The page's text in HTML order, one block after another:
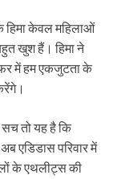
हिमा केवल महिलाओं
खुश हैं। हिमा ने
में हम एकजुटता के
सच तो यह है कि
एडिडास परिवार में
के एथलीट्स की